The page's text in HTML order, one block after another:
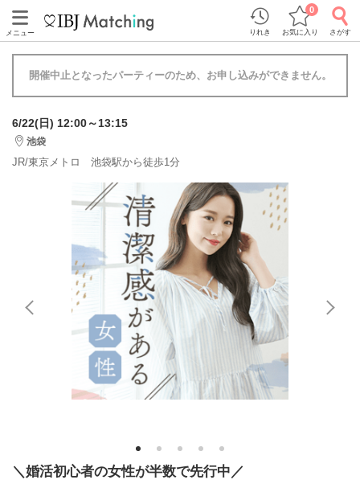
メニュー りれき お気に入り
0
さがす
開催中止となったパーティーのため、お申し込みができません。
6/22(日) 12:00～13:15
池袋
JR/東京メトロ 池袋駅から徒歩1分
1 2 3 4 5
＼婚活初心者の女性が半数で先行中／